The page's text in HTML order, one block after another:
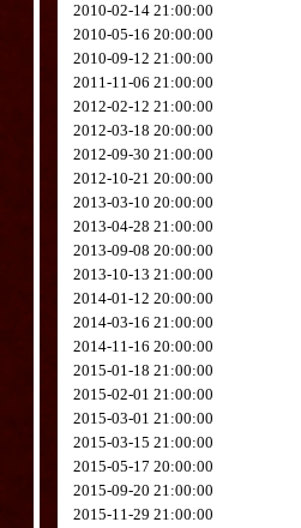
2010-02-14 21:00:00
2010-05-16 20:00:00
2010-09-12 21:00:00
2011-11-06 21:00:00
2012-02-12 21:00:00
2012-03-18 20:00:00
2012-09-30 21:00:00
2012-10-21 20:00:00
2013-03-10 20:00:00
2013-04-28 21:00:00
2013-09-08 20:00:00
2013-10-13 21:00:00
2014-01-12 20:00:00
2014-03-16 21:00:00
2014-11-16 20:00:00
2015-01-18 21:00:00
2015-02-01 21:00:00
2015-03-01 21:00:00
2015-03-15 21:00:00
2015-05-17 20:00:00
2015-09-20 21:00:00
2015-11-29 21:00:00